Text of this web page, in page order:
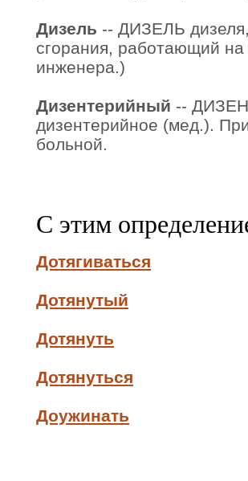
Дизель -- ДИЗЕЛЬ дизеля,
сгорания, работающий
инженера.)
Дизентерийный --
дизентерийное (мед.).
больной.
С этим
Дотягиваться
Дотянутый
Дотянуть
Дотянуться
Доужинать